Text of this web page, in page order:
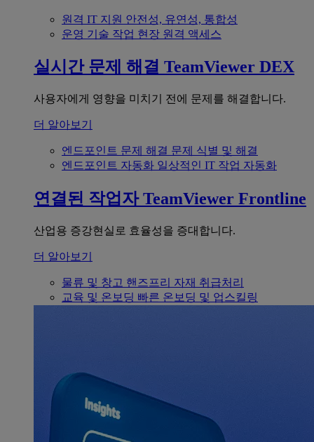
원격 IT 지원 안전성, 유연성, 통합성
운영 기술 작업 현장 원격 액세스
실시간 문제 해결 TeamViewer DEX
사용자에게 영향을 미치기 전에 문제를 해결합니다.
더 알아보기
엔드포인트 문제 해결 문제 식별 및 해결
엔드포인트 자동화 일상적인 IT 작업 자동화
연결된 작업자 TeamViewer Frontline
산업용 증강현실로 효율성을 증대합니다.
더 알아보기
물류 및 창고 핸즈프리 자재 취급처리
교육 및 온보딩 빠른 온보딩 및 업스킬링